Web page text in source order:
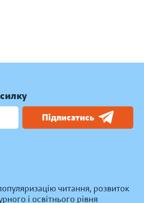
Підписатись
читання, розвиток
і освітнього рівня